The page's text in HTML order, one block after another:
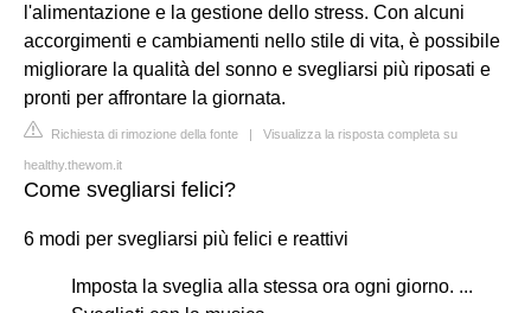
l'alimentazione e la gestione dello stress. Con alcuni
accorgimenti e cambiamenti nello stile di vita, è possibile
migliorare la qualità del sonno e svegliarsi più riposati e
pronti per affrontare la giornata.
Richiesta di rimozione della fonte | Visualizza la risposta completa su
healthy.thewom.it
Come svegliarsi felici?
6 modi per svegliarsi più felici e reattivi
Imposta la sveglia alla stessa ora ogni giorno. ...